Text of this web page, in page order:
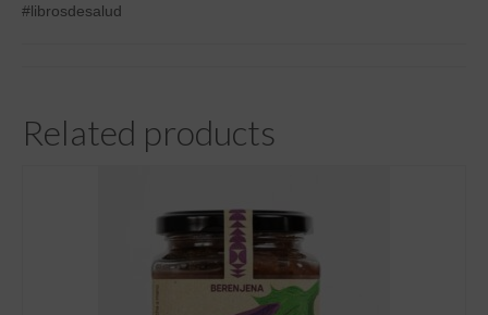
#librosdesalud
Related products